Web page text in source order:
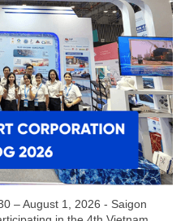
– August 1, 2026 - Saigon